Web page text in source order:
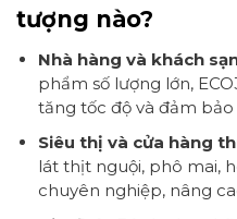
tượng nào?
Nhà hàng và khách
phẩm số lượng lớn,
tăng tốc độ và đảm
Siêu thị và cửa hàng
lát thịt nguội, phô mai,
chuyên nghiệp, nâng